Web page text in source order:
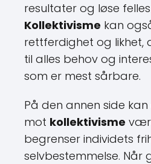
resultater og løse
Kollektivisme kan
rettferdighet og likhet,
til alles behov og
som er mest sårbare.
På den annen side
mot kollektivisme
begrenser individets
selvbestemmelse. Når